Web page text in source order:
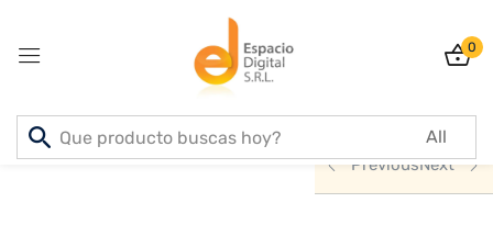
0
Inicio PRODUCTOS
INFORMATICA
PreviousNext
Sign in